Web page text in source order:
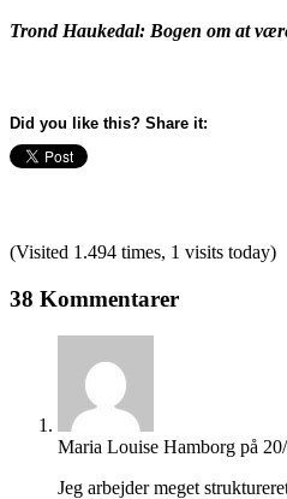
Trond Haukedal: Bogen om at
Did you like this? Share it:
(Visited 1.494 times, 1 visits today)
38 Kommentarer
Maria Louise Hamborg på
Jeg arbejder meget